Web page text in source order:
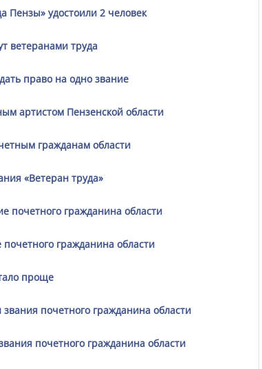
Пензы» удостоили 2 человек
ветеранами труда
право на одно звание
артистом Пензенской области
гражданам области
«Ветеран труда»
почетного гражданина области
гражданина области
проще
почетного гражданина области
почетного гражданина области